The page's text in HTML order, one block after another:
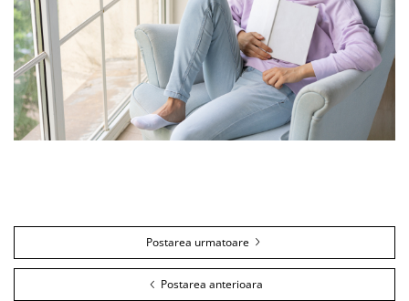
Postarea urmatoare
Postarea anterioara